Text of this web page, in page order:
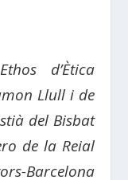
d’Ètica
Llull i de
del Bisbat
de la Reial
Barcelona